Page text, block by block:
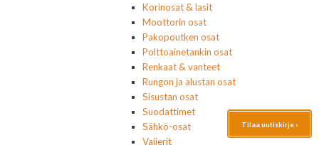
Korinosat & lasit
Moottorin osat
Pakopoutken osat
Polttoainetankin osat
Renkaat & vanteet
Rungon ja alustan osat
Sisustan osat
Suodattimet
Sähkö-osat
Vaijerit
Tilaa uutiskirje ›